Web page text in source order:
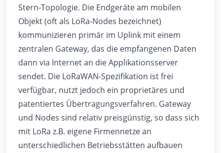
Stern-Topologie. Die Endgeräte am mobilen
Objekt (oft als LoRa-Nodes bezeichnet)
kommunizieren primär im Uplink mit einem
zentralen Gateway, das die empfangenen Daten
dann via Internet an die Applikationsserver
sendet. Die LoRaWAN-Spezifikation ist frei
verfügbar, nutzt jedoch ein proprietäres und
patentiertes Übertragungsverfahren. Gateway
und Nodes sind relativ preisgünstig, so dass sich
mit LoRa z.B. eigene Firmennetze an
unterschiedlichen Betriebsstätten aufbauen